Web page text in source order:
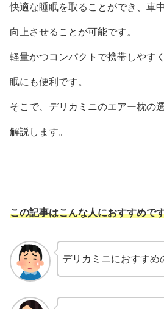
快適な睡眠を取ることができ、車
向上させることが可能です。
軽量かつコンパクトで携帯しやす
眠にも便利です。
そこで、デリカミニのエアー枕の
解説します。
この記事はこんな人におすすめで
デリカミニにおすすめ